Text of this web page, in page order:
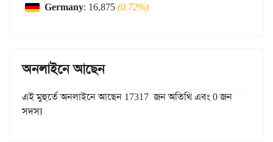
Germany: 16,875(0.72%)
অনলাইনে আছেন
এই মুহুর্তে অনলাইনে আছেন 17317 জন অতিথি এবং 0 জন
সদস্য